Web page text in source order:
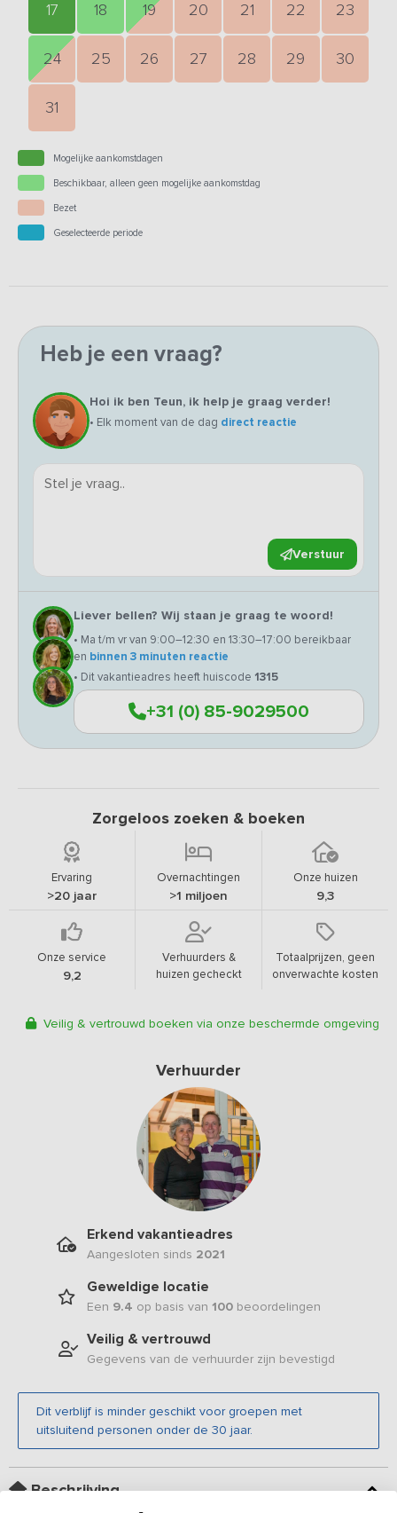
17 18 19 20 21 22 23
24 25 26 27 28 29 30
31
Mogelijke aankomstdagen
Beschikbaar, alleen geen mogelijke aankomstdag
Bezet
Geselecteerde periode
Heb je een vraag?
Hoi ik ben Teun, ik help je graag verder!
• Elk moment van de dag direct reactie
Verstuur
Liever bellen? Wij staan je graag te woord!
• Ma t/m vr van 9:00–12:30 en 13:30–17:00 bereikbaar
en binnen 3 minuten reactie
• Dit vakantieadres heeft huiscode 1315
+31 (0) 85-9029500
Zorgeloos zoeken & boeken
Ervaring
>20 jaar
Overnachtingen
>1 miljoen
Onze huizen
9,3
Onze service
9,2
Verhuurders &
huizen gecheckt
Totaalprijzen, geen
onverwachte kosten
Veilig & vertrouwd boeken via onze beschermde omgeving
Verhuurder
Erkend vakantieadres
Aangesloten sinds 2021
Geweldige locatie
Een 9.4 op basis van 100 beoordelingen
Veilig & vertrouwd
Gegevens van de verhuurder zijn bevestigd
Dit verblijf is minder geschikt voor groepen met
uitsluitend personen onder de 30 jaar.
Beschrijving